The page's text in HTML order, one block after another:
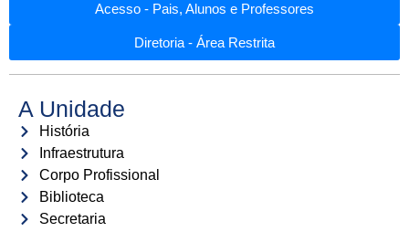
Acesso - Pais, Alunos e Professores
Diretoria - Área Restrita
A Unidade
História
Infraestrutura
Corpo Profissional
Biblioteca
Secretaria